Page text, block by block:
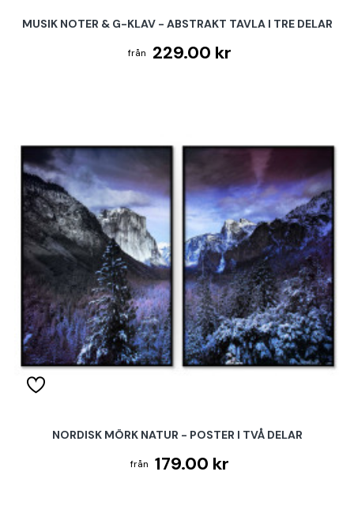
MUSIK NOTER & G-KLAV - ABSTRAKT TAVLA I TRE DELAR
229.00 kr
NORDISK MÖRK NATUR - POSTER I TVÅ DELAR
179.00 kr